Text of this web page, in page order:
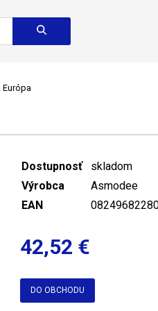
Dostupnosť
skladom
Výrobca
Asmodee
EAN
42,52 €
DO OBCHODU